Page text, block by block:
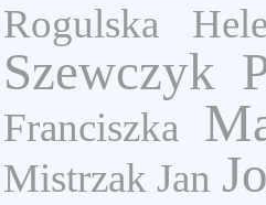
Rogulska
Szewczyk
Franciszka
Mistrzak Jan